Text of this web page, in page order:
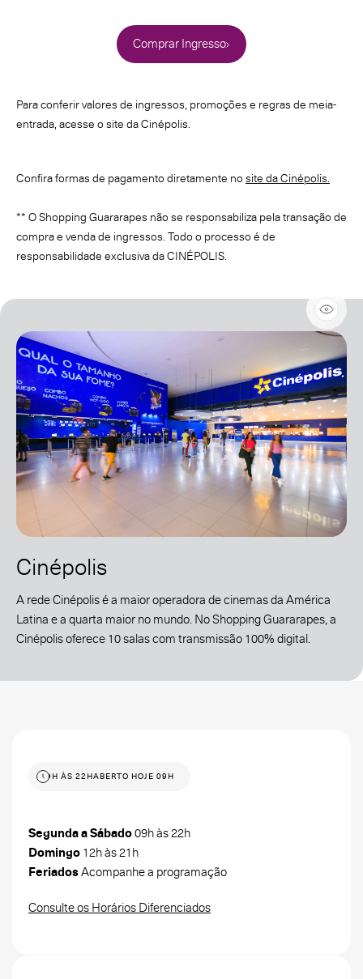
Comprar Ingresso
Para conferir valores de ingressos, promoções e regras de meia-
entrada, acesse o site da Cinépolis.
Confira formas de pagamento diretamente no site da Cinépolis.
** O Shopping Guararapes não se responsabiliza pela transação de
compra e venda de ingressos. Todo o processo é de
responsabilidade exclusiva da CINÉPOLIS.
Cinépolis
A rede Cinépolis é a maior operadora de cinemas da América
Latina e a quarta maior no mundo. No Shopping Guararapes, a
Cinépolis oferece 10 salas com transmissão 100% digital.
HOJE 09H ÀS 22HABERTO HOJE 09H ÀS 22H
Segunda a Sábado09h às 22h
Domingo 12h às 21h
FeriadosAcompanhe a programação
Consulte os Horários Diferenciados